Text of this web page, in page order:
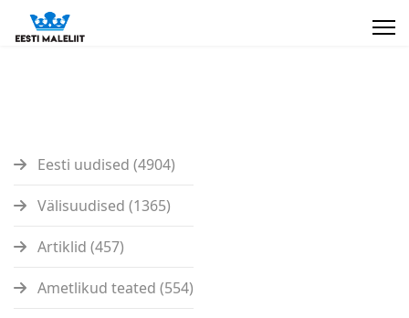
Eesti uudised (4904)
Välisuudised (1365)
Artiklid (457)
Ametlikud teated (554)